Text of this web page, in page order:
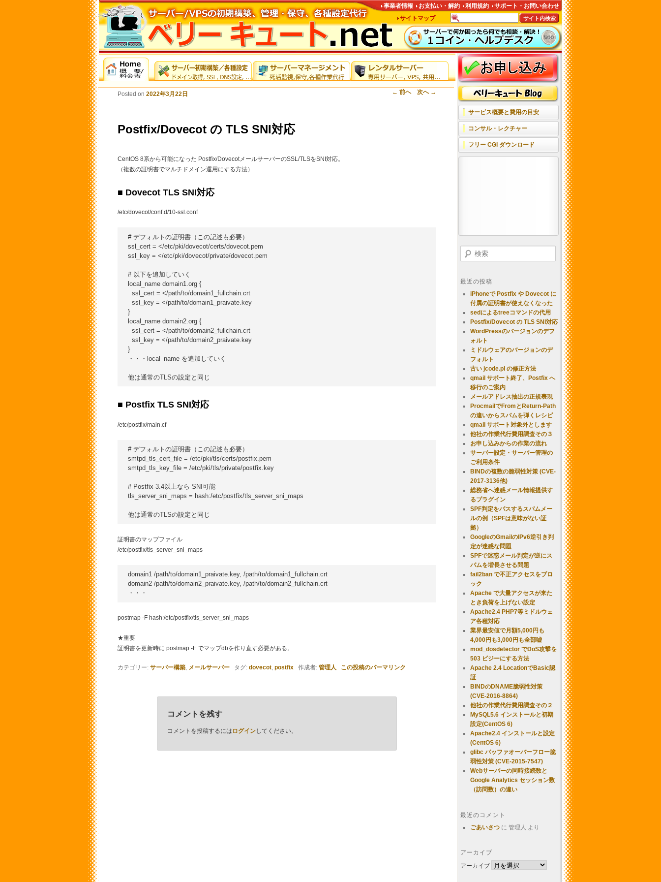
事業者情報 お支払い・解約 利用規約
サポート・お問い合わせ
サイトマップ
投稿ナビゲーション
← 前へ 次へ →
Postfix/Dovecot の TLS SNI対応
Posted on 2022年3月22日
CentOS 8系から可能になった Postfix/DovecotメールサーバーのSSL/TLSをSNI対応。
（複数の証明書でマルチドメイン運用にする方法）
■ Dovecot TLS SNI対応
/etc/dovecot/conf.d/10-ssl.conf
# デフォルトの証明書（この記述も必要）
ssl_cert = </etc/pki/dovecot/certs/dovecot.pem
ssl_key = </etc/pki/dovecot/private/dovecot.pem
# 以下を追加していく
local_name domain1.org {
  ssl_cert = </path/to/domain1_fullchain.crt
  ssl_key = </path/to/domain1_praivate.key
}
local_name domain2.org {
  ssl_cert = </path/to/domain2_fullchain.crt
  ssl_key = </path/to/domain2_praivate.key
}
・・・local_name を追加していく
■ Postfix TLS SNI対応
/etc/postfix/main.cf
# デフォルトの証明書（この記述も必要）
smtpd_tls_cert_file = /etc/pki/tls/certs/postfix.pem
smtpd_tls_key_file = /etc/pki/tls/private/postfix.key
# Postfix 3.4以上なら SNI可能
tls_server_sni_maps = hash:/etc/postfix/tls_server_sni_maps
証明書のマップファイル
/etc/postfix/tls_server_sni_maps
domain1 /path/to/domain1_praivate.key, /path/to/domain1_fullchain.crt
domain2 /path/to/domain2_praivate.key, /path/to/domain2_fullchain.crt
postmap -F hash:/etc/postfix/tls_server_sni_maps
★重要
証明書を更新時に postmap -F でマップdbを作り直す必要がある。
カテゴリー: サーバー構築, メールサーバー タグ: dovecot, postfix 作成者: 管理人 この投稿のパーマリンク
コメントを残す
コメントを投稿するには ログインしてください。
サービス概要と費用の目安
コンサル・レクチャー
フリー CGI ダウンロード
検索
最近の投稿
iPhoneで Postfix や Dovecot に
付属の証明書が使えなくなった
sedによるtreeコマンドの代用
Postfix/Dovecot の TLS SNI対応
WordPressのバージョンのデフ
ォルト
ミドルウェアのバージョンのデ
フォルト
古い jcode.pl の修正方法
qmail サポート終了、Postfix へ
移行のご案内
メールアドレス抽出の正規表現
ProcmailでFromとReturn-Path
の違いからスパムを弾くレシピ
qmail サポート対象外とします
他社の作業代行費用調査その３
お申し込みからの作業の流れ
サーバー設定・サーバー管理の
ご利用条件
BINDの複数の脆弱性対策 (CVE-
2017-3136他)
総務省へ迷惑メール情報提供す
るプラグイン
SPF判定をパスするスパムメー
ルの例（SPFは意味がない証
拠）
GoogleのGmailのIPv6逆引き判
定が迷惑な問題
SPFで迷惑メール判定が逆にス
パムを増長させる問題
fail2ban で不正アクセスをブロ
ック
Apache で大量アクセスが来た
とき負荷を上げない設定
Apache2.4 PHP7等ミドルウェ
ア各種対応
業界最安値で月額5,000円も
4,000円も3,000円も全部嘘
mod_dosdetector でDoS攻撃を
503 ビジーにする方法
Apache 2.4 LocationでBasic認
証
BINDのDNAME脆弱性対策
(CVE-2016-8864)
他社の作業代行費用調査その２
MySQL5.6 インストールと初期
設定(CentOS 6)
Apache2.4 インストールと設定
(CentOS 6)
glibc バッファオーバーフロー脆
弱性対策 (CVE-2015-7547)
Webサーバーの同時接続数と
Google Analytics セッション数
（訪問数）の違い
最近のコメント
ごあいさつに 管理人 より
アーカイブ
アーカイブ